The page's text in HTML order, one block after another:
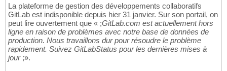
La plateforme de gestion des développements collaboratifs
GitLab est indisponible depuis hier 31 janvier. Sur son portail, on
peut lire ouvertement que « ;GitLab.com est actuellement hors
ligne en raison de problèmes avec notre base de données de
production. Nous travaillons dur pour résoudre le problème
rapidement. Suivez GitLabStatus pour les dernières mises à
jour;».